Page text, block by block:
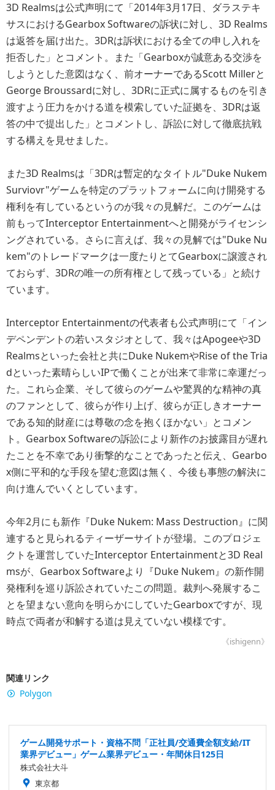
3D Realmsは公式声明にて「2014年3月17日、ダラステキ
サスにおけるGearbox Softwareの訴状に対し、3D Realms
は返答を届け出た。3DRは訴状における全ての申し入れを
拒否した」とコメント。また「Gearboxが誠意ある交渉を
しようとした意図はなく、前オーナーであるScott Millerと
George Broussardに対し、3DRに正式に属するものを引き
渡すよう圧力をかける道を模索していた証拠を、3DRは返
答の中で提出した」とコメントし、訴訟に対して徹底抗戦
する構えを見せました。
また3D Realmsは「3DRは暫定的なタイトル"Duke Nukem
Surviovr"ゲームを特定のプラットフォームに向け開発する
権利を有しているというのが我々の見解だ。このゲームは
前もってInterceptor Entertainmentへと開発がライセンシ
ングされている。さらに言えば、我々の見解では"Duke Nu
kem"のトレードマークは一度たりとてGearboxに譲渡され
ておらず、3DRの唯一の所有権として残っている」と続け
ています。
Interceptor Entertainmentの代表者も公式声明にて「イン
デペンデントの若いスタジオとして、我々はApogeeや3D
Realmsといった会社と共にDuke NukemやRise of the Tria
dといった素晴らしいIPで働くことが出来て非常に幸運だっ
た。これら企業、そして彼らのゲームや驚異的な精神の真
のファンとして、彼らが作り上げ、彼らが正しきオーナー
である知的財産には尊敬の念を抱くほかない」とコメン
ト。Gearbox Softwareの訴訟により新作のお披露目が遅れ
たことを不幸であり衝撃的なことであったと伝え、Gearbo
x側に平和的な手段を望む意図は無く、今後も事態の解決に
向け進んでいくとしています。
今年2月にも新作『Duke Nukem: Mass Destruction』に関
連すると見られるティーザーサイトが登場。このプロジェ
クトを運営していたInterceptor Entertainmentと3D Real
msが、Gearbox Softwareより『Duke Nukem』の新作開
発権利を巡り訴訟されていたこの問題。裁判へ発展するこ
とを望まない意向を明らかにしていたGearboxですが、現
時点で両者が和解する道は見えていない模様です。
《ishigenn》
関連リンク
Polygon
ゲーム開発サポート・資格不問「正社員/交通費全額支給/IT
業界デビュー」ゲーム業界デビュー・年間休日125日
株式会社大斗
東京都